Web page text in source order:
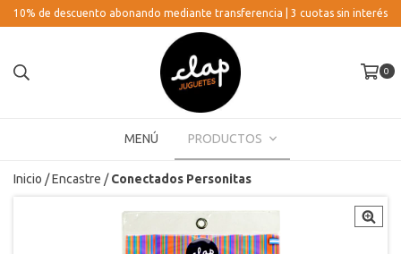
10% de descuento abonando mediante transferencia | 3 cuotas sin interés
0
MENÚ PRODUCTOS
Inicio /Encastre / Conectados Personitas